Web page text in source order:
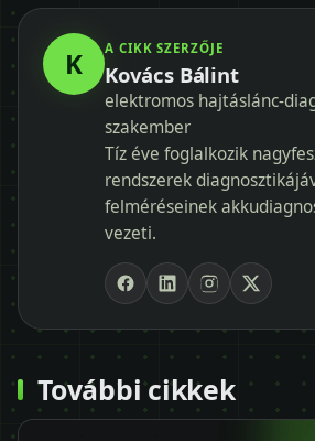
K A CIKK SZERZŐJE
Kovács Bálint
elektromos hajtáslánc-
szakember
Tíz éve foglalkozik
rendszerek
felméréseinek
vezeti.
További cikkek